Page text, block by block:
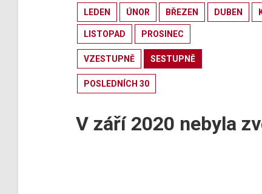
LEDEN ÚNOR BŘEZEN DUBEN
LISTOPAD PROSINEC
VZESTUPNĚ SESTUPNĚ
POSLEDNÍCH 30
V září 2020 nebyla